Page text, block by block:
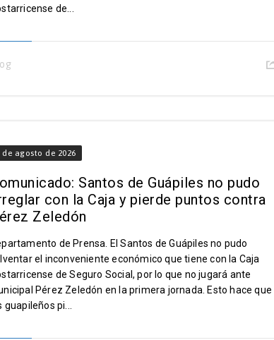
de...
de agosto de 2026
Santos de Guápiles no pudo
con la Caja y pierde puntos contra
Zeledón
de Prensa. El Santos de Guápiles no pudo
el inconveniente económico que tiene con la Caja
de Seguro Social, por lo que no jugará ante
Pérez Zeledón en la primera jornada. Esto hace que
guapileños pi...